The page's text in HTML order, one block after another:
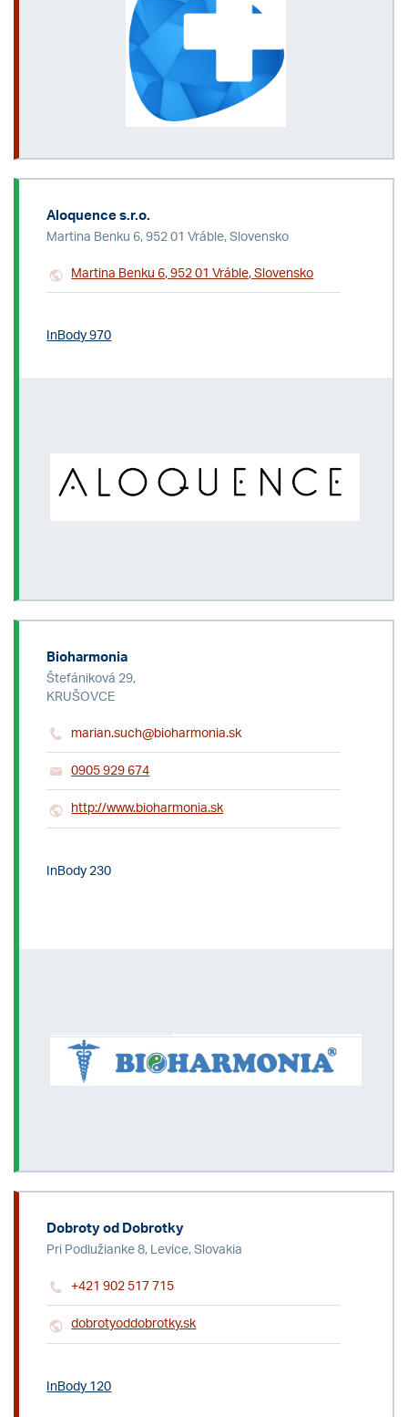
Aloquence s.r.o.
Martina Benku 6, 952 01 Vráble, Slovensko
Martina Benku 6, 952 01 Vráble, Slovensko
InBody 970
Bioharmonia
Štefániková 29,
KRUŠOVCE
marian.such@bioharmonia.sk
0905 929 674
http://www.bioharmonia.sk
InBody 230
Dobroty od Dobrotky
Pri Podlužianke 8, Levice, Slovakia
+421 902 517 715
dobrotyoddobrotky.sk
InBody 120